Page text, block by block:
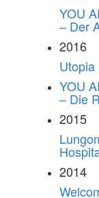
YOU
– Der
2016
YOU
– Die
2015
2014